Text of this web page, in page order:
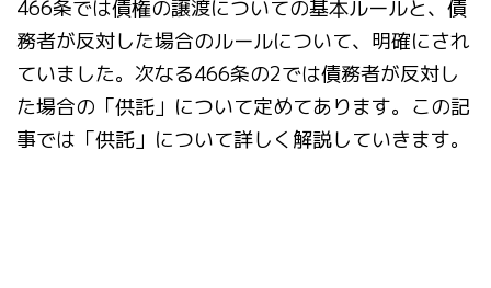
466条では債権の譲渡についての基本ルールと、債
務者が反対した場合のルールについて、明確にされ
ていました。次なる466条の2では債務者が反対し
た場合の「供託」について定めてあります。この記
事では「供託」について詳しく解説していきます。